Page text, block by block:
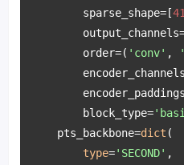
        sparse_shape=[
41
        order=(
'conv' ,
        block_type=
    pts_backbone=
dict (
type='SECOND' ,